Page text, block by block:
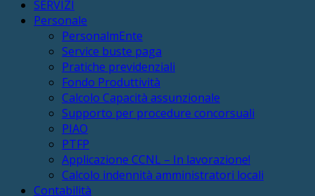
SERVIZI
Personale
PersonalmEnte
Service buste paga
Pratiche previdenziali
Fondo Produttività
Calcolo Capacità assunzionale
Supporto per procedure concorsuali
PIAO
PTFP
Applicazione CCNL – In lavorazione!
Calcolo indennità amministratori locali
Contabilità